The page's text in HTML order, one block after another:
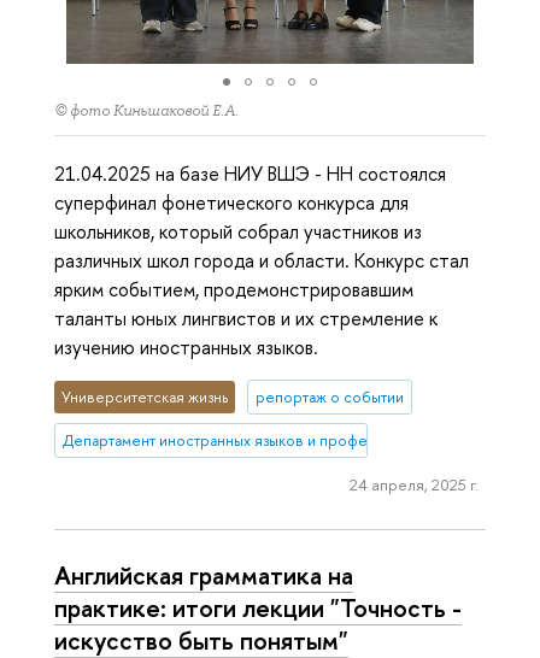
© фото Киньшаковой Е.А.
21.04.2025 на базе НИУ ВШЭ - НН состоялся
суперфинал фонетического конкурса для
школьников, который собрал участников из
различных школ города и области. Конкурс стал
ярким событием, продемонстрировавшим
таланты юных лингвистов и их стремление к
изучению иностранных языков.
Университетская жизнь репортаж о событии
Департамент иностранных языков и профессиональной
24 апреля, 2025 г.
Английская грамматика на
практике: итоги лекции "Точность -
искусство быть понятым"